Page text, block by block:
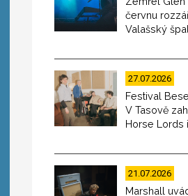
červnu
Valašský
27.07.2026
Festival
V Tasově
Horse Lords
21.07.2026
Marshall